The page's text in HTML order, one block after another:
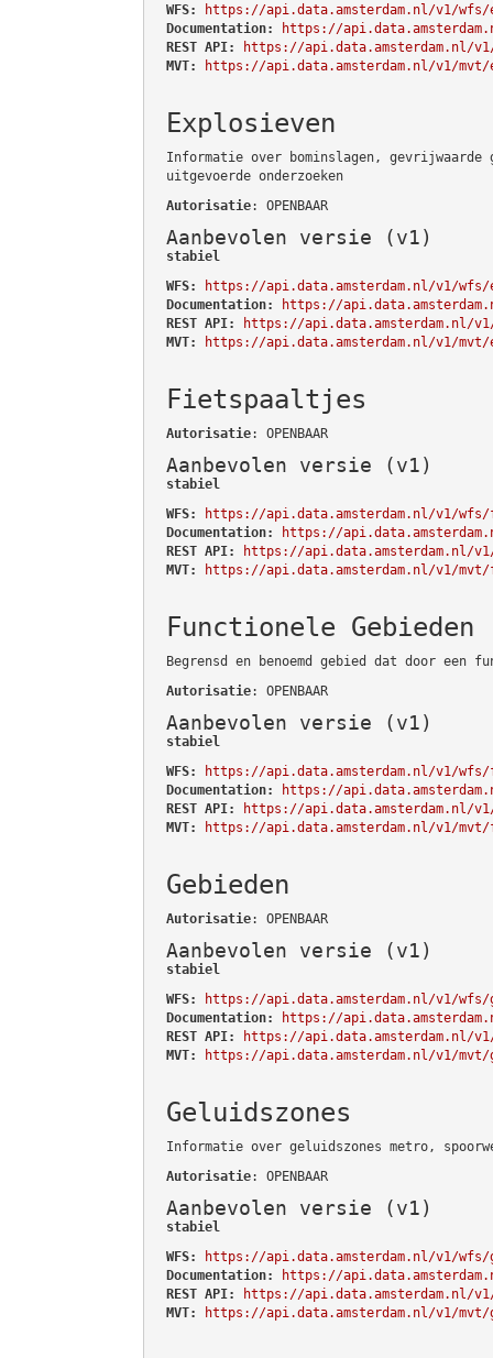
WFS:
https://api.data.amsterdam.nl/v1/wfs/
Documentation:
https://
REST API:
https://api.data.amsterdam.nl/v1/
MVT:
https://api.data.amsterdam.nl/v1/mvt/
Explosieven
Informatie over bominslagen, gevrijwaarde
uitgevoerde onderzoeken
Autorisatie: OPENBAAR
Aanbevolen versie (v1)
stabiel
WFS:
https://api.data.amsterdam.nl/v1/wfs/
Documentation:
https://
REST API:
https://api.data.amsterdam.nl/
MVT:
https://api.data.amsterdam.nl/v1/mvt/
Fietspaaltjes
Autorisatie: OPENBAAR
Aanbevolen versie (v1)
stabiel
WFS:
https://api.data.amsterdam.nl/v1/
Documentation:
https://
REST API:
https://api.data.amsterdam.nl/
MVT:
https://api.data.amsterdam.nl/v1/
Functionele Gebieden
Begrensd en benoemd gebied dat door een
Autorisatie: OPENBAAR
Aanbevolen versie (v1)
stabiel
WFS:
https://api.data.amsterdam.nl/v1/wfs/
Documentation:
https://
REST API:
https://api.data.amsterdam.nl/
MVT:
https://api.data.amsterdam.nl/v1/mvt/
Gebieden
Autorisatie: OPENBAAR
Aanbevolen versie (v1)
stabiel
WFS:
https://api.data.amsterdam.nl/v1/wfs/
Documentation:
https://
REST API:
https://api.data.amsterdam.nl/
MVT:
https://api.data.amsterdam.nl/v1/mvt/
Geluidszones
Informatie over geluidszones metro,
Autorisatie: OPENBAAR
Aanbevolen versie (v1)
stabiel
WFS:
https://api.data.amsterdam.nl/v1/wfs/
Documentation:
https://
REST API:
https://api.data.amsterdam.nl/
MVT:
https://api.data.amsterdam.nl/v1/mvt/